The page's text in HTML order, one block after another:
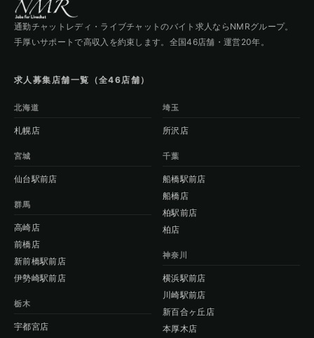
通勤チャットレディ・ライブチャットのバイト求人ならNMRグループ。
手厚いサポートで高収入を約束します。全国46店舗・運営20年。
求人募集店舗一覧（全46店舗）
北海道
札幌店
宮城
仙台駅前店
群馬
高崎店
前橋店
新前橋駅前店
伊勢崎駅前店
栃木
宇都宮店
埼玉
所沢店
千葉
船橋駅前店
船橋店
柏駅前店
柏店
神奈川
横浜駅前店
川崎駅前店
新百合ヶ丘店
本厚木店